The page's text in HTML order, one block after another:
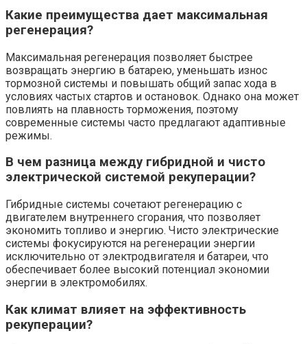
Какие преимущества дает максимальная
регенерация?
Максимальная регенерация позволяет быстрее
возвращать энергию в батарею, уменьшать износ
тормозной системы и повышать общий запас хода в
условиях частых стартов и остановок. Однако она может
повлиять на плавность торможения, поэтому
современные системы часто предлагают адаптивные
режимы.
В чем разница между гибридной и чисто
электрической системой рекуперации?
Гибридные системы сочетают регенерацию с
двигателем внутреннего сгорания, что позволяет
экономить топливо и энергию. Чисто электрические
системы фокусируются на регенерации энергии
исключительно от электродвигателя и батареи, что
обеспечивает более высокий потенциал экономии
энергии в электромобилях.
Как климат влияет на эффективность
рекуперации?